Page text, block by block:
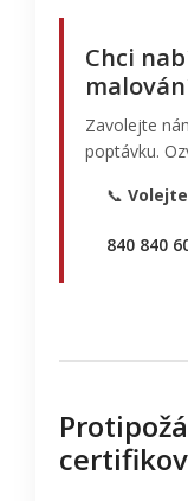
Chci
Zavolejte
poptávku.
📞
840 840